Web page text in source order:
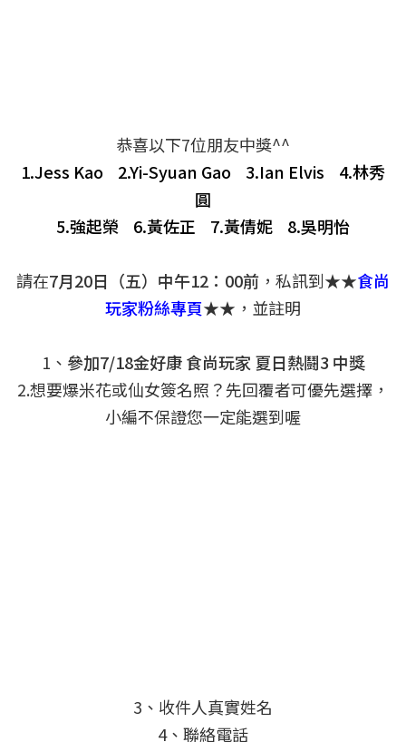
恭喜以下7位朋友中獎^^
1.Jess Kao 2.Yi-Syuan Gao 3.Ian Elvis 4.林秀
圓
5.強起榮 6.黃佐正 7.黃倩妮 8.吳明怡
請在7月20日（五）中午12：00前 ，私訊到★★食尚
玩家粉絲專頁★★，並註明
1、 參加7/18金好康 食尚玩家 夏日熱鬪3 中獎
2.想要爆米花或仙女簽名照？先回覆者可優先選擇，
小編不保證您一定能選到喔
3、收件人真實姓名
4、聯絡電話